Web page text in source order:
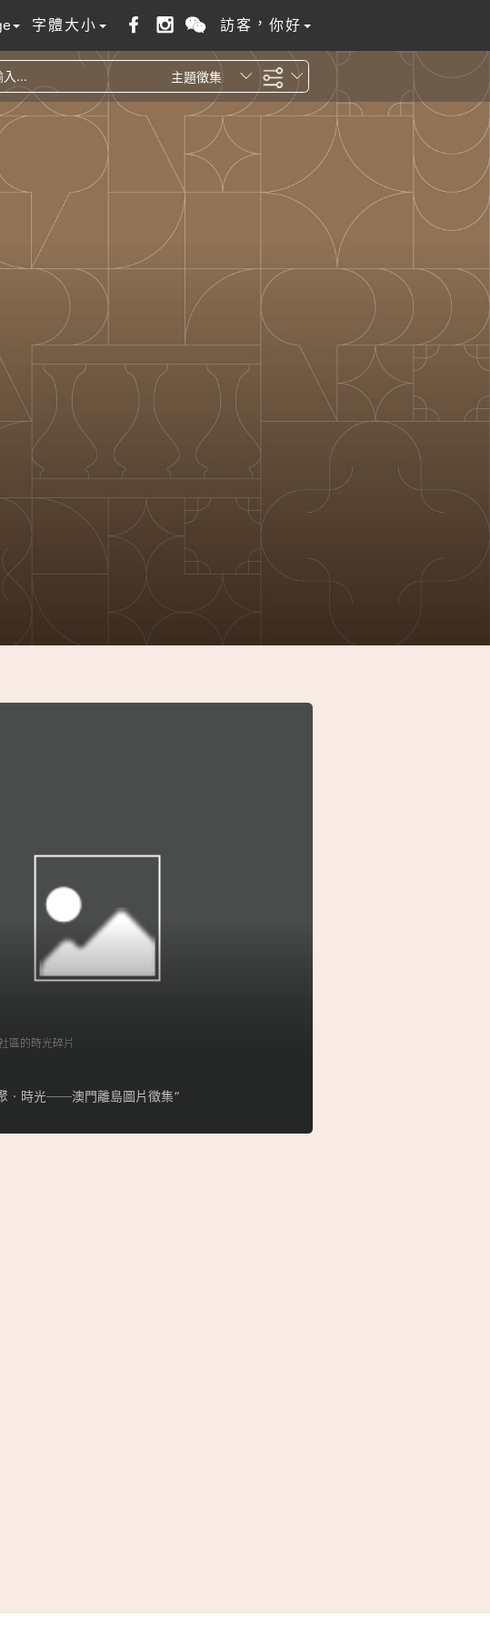
字體大小 訪客，你好
主題徵集
區的時光碎片
聚‧時光──澳門離島圖片徵集”